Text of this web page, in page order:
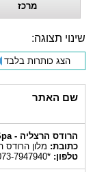
מרכז
שינוי תצוגה:
הצג כותרות בלבד
שם האתר
הרודס הרצליה - ShareSpa
כתובת:מלון הרודס
טלפון:*8921,073-7947940